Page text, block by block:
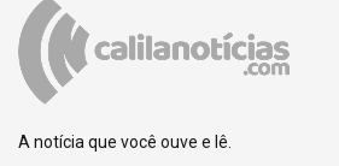
A notícia que você ouve e lê.